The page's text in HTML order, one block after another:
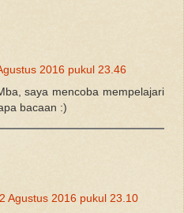
2016 pukul 23.46
saya mencoba mempelajari
bacaan :)
Agustus 2016 pukul 23.10